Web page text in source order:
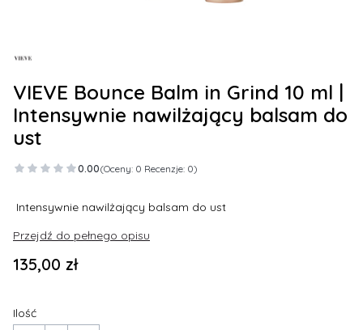
VIEVE Bounce Balm in Grind 10 ml |
Intensywnie nawilżający balsam do
ust
0.00(Oceny: 0 Recenzje: 0)
Intensywnie nawilżający balsam do ust
Przejdź do pełnego opisu
Cena
135,00 zł
Ilość